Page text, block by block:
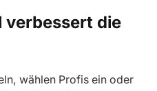
verbessert die
wählen Profis ein oder